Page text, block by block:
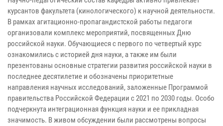
курсантов факультета (кинологического) к научной деятельности.
В рамках агитационно-пропагандистской работы педагоги
организовали комплекс мероприятий, посвященных Дню
российской науки. Обучающиеся с первого по четвертый курс
ознакомились с историей дня науки, а также им были
презентованы основные стратегии развития российской науки в
последнее десятилетие и обозначены приоритетные
направления научных исследований, заложенные Программой
правительства Российской Федерации с 2021 по 2030 годы. Особо
подчеркнута интеграционная функция науки и ее прикладная
значимость. В живом обсуждении были рассмотрены вопросы